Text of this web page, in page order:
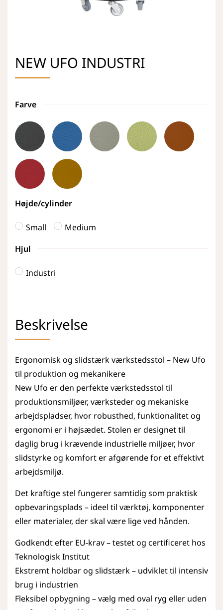
NEW UFO INDUSTRI
Farve
Højde/cylinder
Small
Medium
Hjul
Industri
Beskrivelse
Ergonomisk og slidstærk værkstedsstol – New Ufo
til produktion og mekanikere
New Ufo er den perfekte værkstedsstol til
produktionsmiljøer, værksteder og mekaniske
arbejdspladser, hvor robusthed, funktionalitet og
ergonomi er i højsædet. Stolen er designet til
daglig brug i krævende industrielle miljøer, hvor
slidstyrke og komfort er afgørende for et effektivt
arbejdsmiljø.
Det kraftige stel fungerer samtidig som praktisk
opbevaringsplads – ideel til værktøj, komponenter
eller materialer, der skal være lige ved hånden.
Godkendt efter EU-krav – testet og certificeret hos
Teknologisk Institut
Ekstremt holdbar og slidstærk – udviklet til intensiv
brug i industrien
Fleksibel opbygning – vælg med oval ryg eller uden